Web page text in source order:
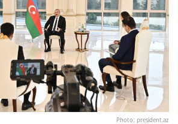
Photo: president.az